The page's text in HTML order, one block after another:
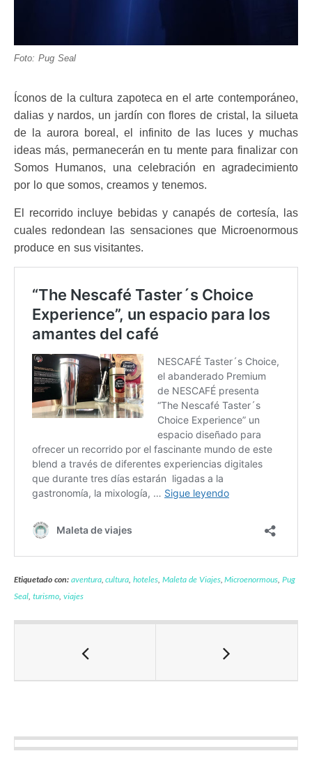
Foto: Pug Seal
Íconos de la cultura zapoteca en el arte contemporáneo,
dalias y nardos, un jardín con flores de cristal, la silueta
de la aurora boreal, el infinito de las luces y muchas
ideas más, permanecerán en tu mente para finalizar con
Somos Humanos, una celebración en agradecimiento
por lo que somos, creamos y tenemos.
El recorrido incluye bebidas y canapés de cortesía, las
cuales redondean las sensaciones que Microenormous
produce en sus visitantes.
Etiquetado con: aventura,cultura ,hoteles ,Maleta de Viajes,Microenormous ,Pug
Seal turismo, viajes